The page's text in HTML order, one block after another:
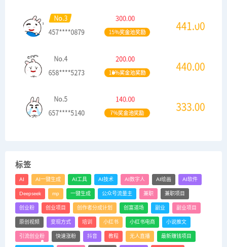
标签
AI AI一键生成 AI工具 AI技术 AI数字人 AI绘画 AI软件
Deepseek mp 一键生成 公众号流量主 兼职 兼职项目
创业粉 创业项目 创作者分成计划 创富道场 副业 副业项目
原创视频 变现方式 培训 小红书 小红书电商 小说推文
引流创业粉 快速涨粉 抖音 教程 无人直播 最新赚钱项目